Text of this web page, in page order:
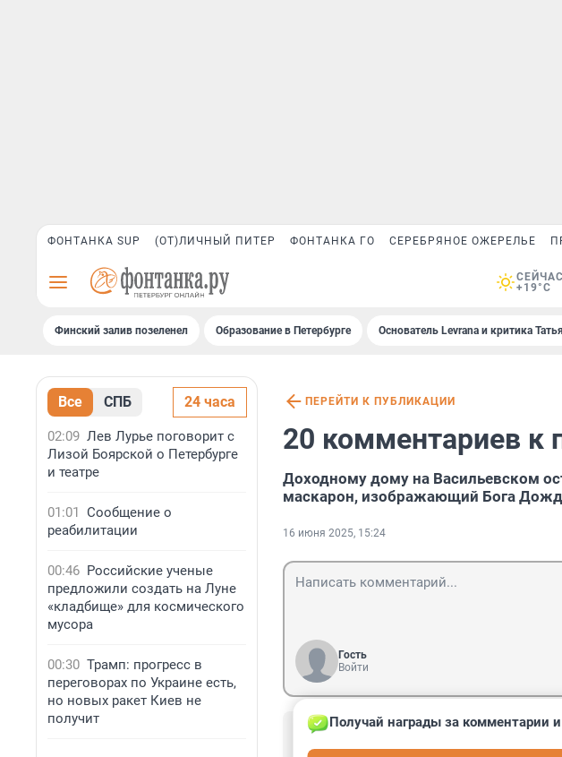
ФОНТАНКА SUP (ОТ)ЛИЧНЫЙ ПИТЕР ФОНТАНКА ГО СЕРЕБРЯНОЕ ОЖЕРЕЛЬЕ
СЕЙЧАС
+19°C
Финский залив позеленел Образование в Петербурге Основатель Levrana и критика
Все СПБ 24 часа
02:09 Лев Лурье поговорит с
Лизой Боярской о Петербурге
и театре
01:01 Сообщение о
реабилитации
00:46 Российские ученые
предложили создать на Луне
«кладбище» для космического
мусора
00:30 Трамп: прогресс в
переговорах по Украине есть,
но новых ракет Киев не
получит
ПЕРЕЙТИ К ПУБЛИКАЦИИ
20 комментариев к
Доходному дому на Васильевском
маскарон, изображающий Бога
16 июня 2025, 15:24
Гость
Войти
Гость
Получай награды за комментарии